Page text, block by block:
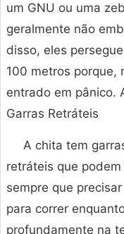
um GNU ou uma
geralmente não
disso, eles
100 metros porque,
entrado em pânico.
Garras Retráteis
A chita tem
retráteis que
sempre que
para correr
profundamente na